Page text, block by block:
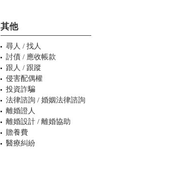
其他
尋人 / 找人
討債 / 應收帳款
跟人 / 跟蹤
侵害配偶權
投資詐騙
法律諮詢 / 婚姻法律諮詢
離婚證人
離婚設計 / 離婚協助
贍養費
醫療糾紛